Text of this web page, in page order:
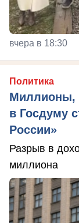
вчера в 18:30
Политика
Миллионы,
в Госдуму
России»
Разрыв в
миллиона